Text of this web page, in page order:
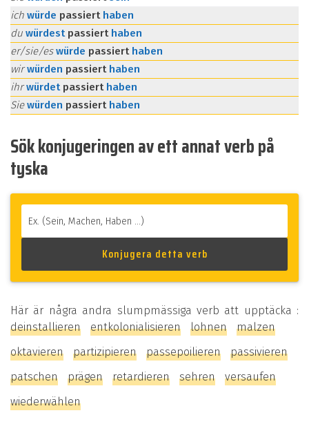
ich würde passiert haben
du würdest passiert haben
er/sie/eswürde passiert haben
wirwürden passiert haben
ihrwürdet passiert haben
Siewürden passiert haben
Sök konjugeringen av ett annat verb på
tyska
Här är några andra slumpmässiga verb att upptäcka :
deinstallieren
entkolonialisieren lohnen
malzen
oktavieren
partizipieren passepoilieren
passivieren
patschen
prägen retardieren sehren
versaufen
wiederwählen